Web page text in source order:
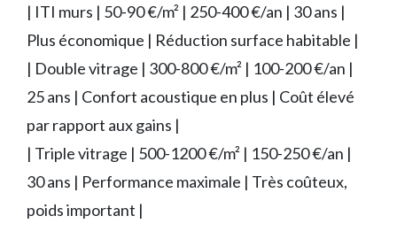
| ITI murs | 50-90 €/m² | 250-400 €/an | 30 ans |
Plus économique | Réduction surface habitable |
| Double vitrage | 300-800 €/m² | 100-200 €/an |
25 ans | Confort acoustique en plus | Coût élevé
par rapport aux gains |
| Triple vitrage | 500-1200 €/m² | 150-250 €/an |
30 ans | Performance maximale | Très coûteux,
poids important |